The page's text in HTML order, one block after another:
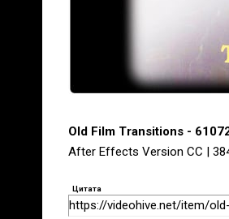
Old Film Transitions -
After Effects Version CC |
Цитата
https://videohive.net/item/